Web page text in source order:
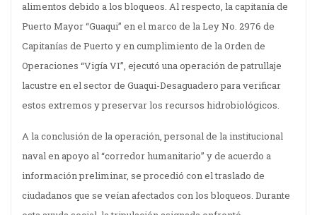
alimentos debido a los bloqueos. Al respecto, la capitanía de
Puerto Mayor “Guaqui” en el marco de la Ley No. 2976 de
Capitanías de Puerto y en cumplimiento de la Orden de
Operaciones “Vigía VI”, ejecutó una operación de patrullaje
lacustre en el sector de Guaqui-Desaguadero para verificar
estos extremos y preservar los recursos hidrobiológicos.
A la conclusión de la operación, personal de la institucional
naval en apoyo al “corredor humanitario” y de acuerdo a
información preliminar, se procedió con el traslado de
ciudadanos que se veían afectados con los bloqueos. Durante